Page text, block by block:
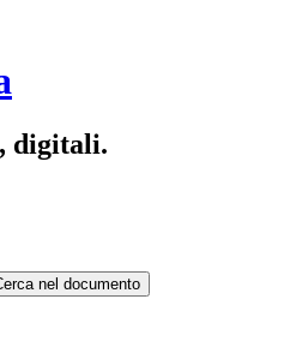
digitali.
nel documento